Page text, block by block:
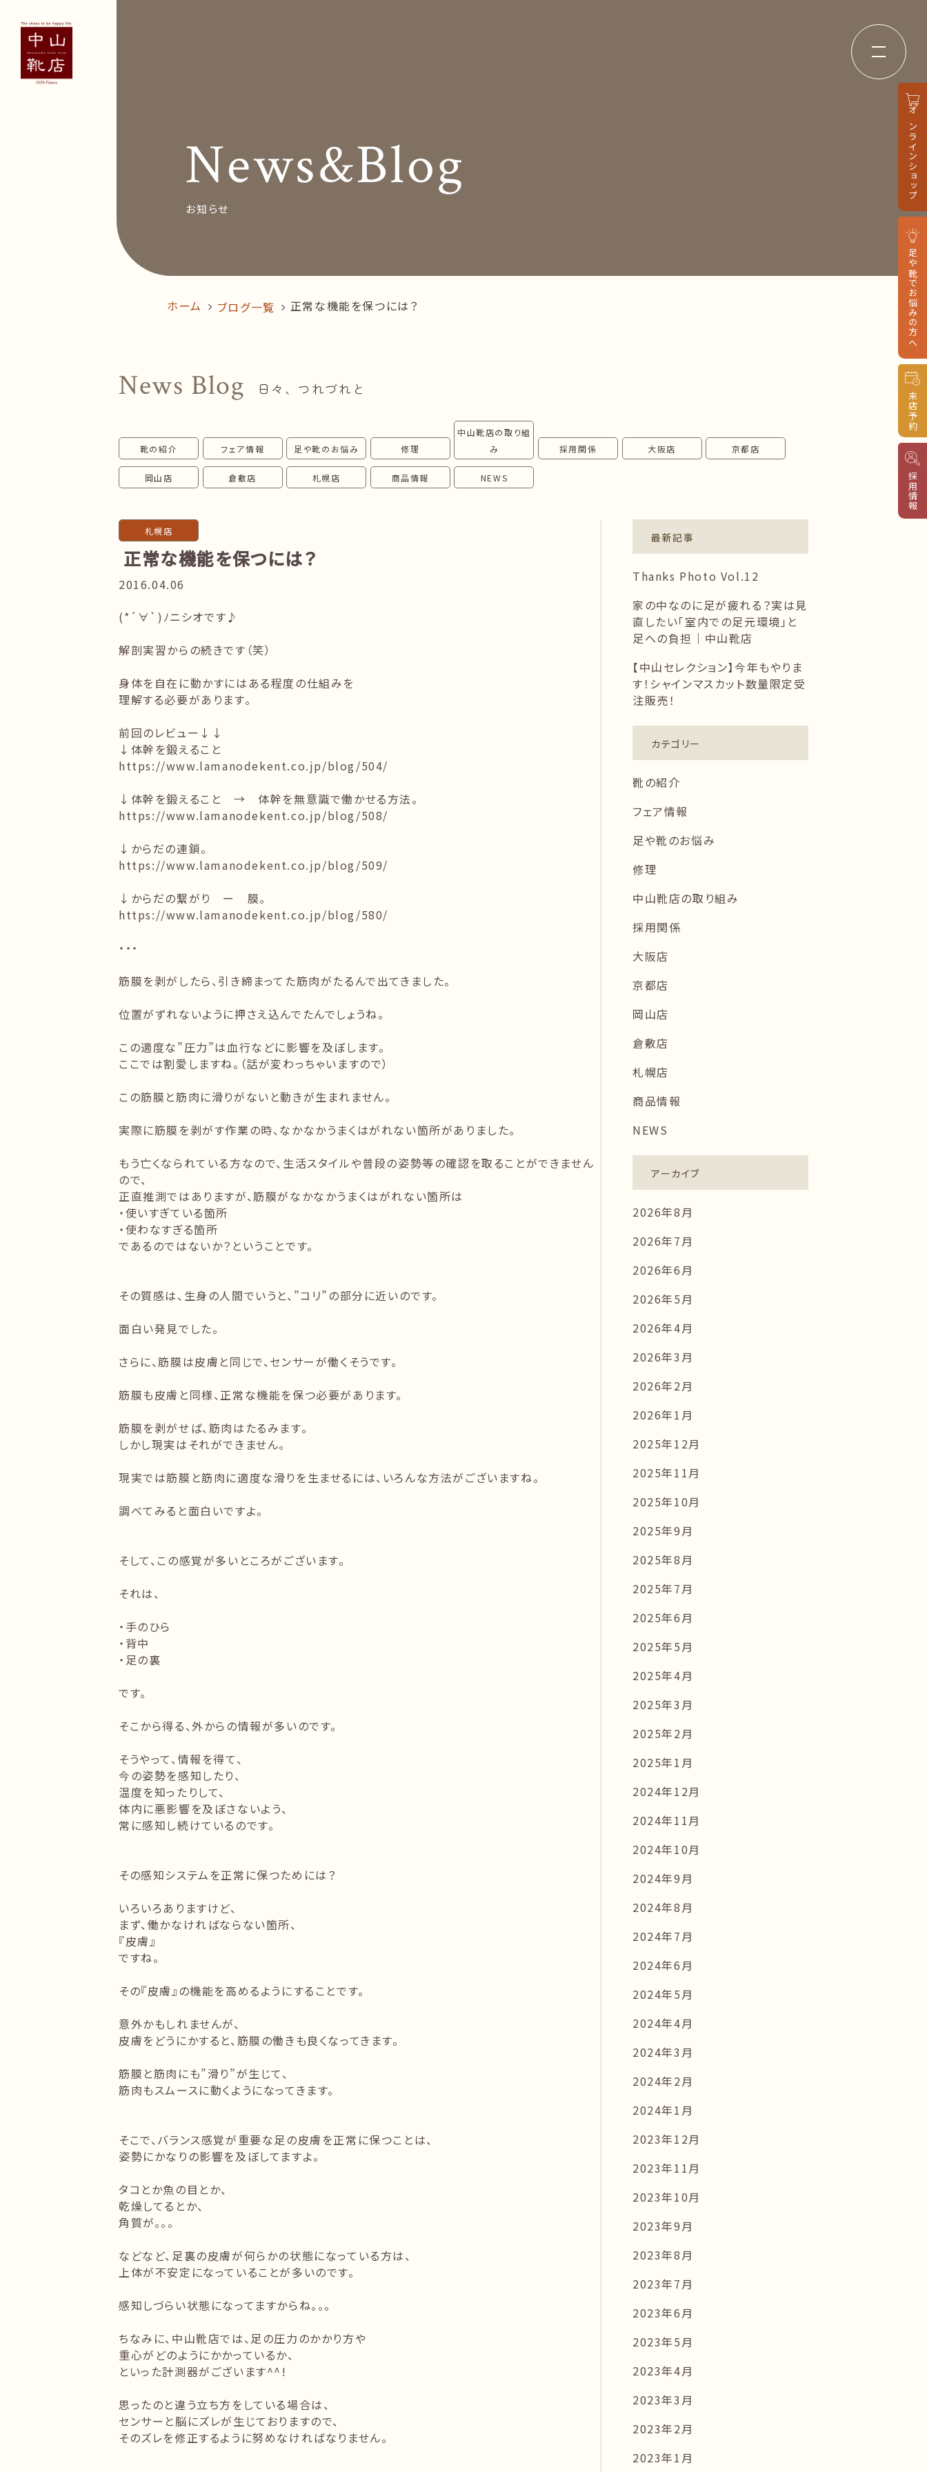
オンラインショップ
足や靴でお悩みの方へ
来店予約
採用情報
News&Blog お知らせ
Recruit 採用情報 Business trip
follow us!
News&Blog
お知らせ
ホーム ブログ一覧 正常な機能を保つには？
News Blog 日々、つれづれと
靴の紹介 フェア情報 足や靴のお悩み 修理
中山靴店の取り組
み
採用関係 大阪店 京都店
岡山店 倉敷店 札幌店 商品情報 NEWS
札幌店
正常な機能を保つには？
2016.04.06
(*´∀`)ﾉニシオです♪
解剖実習からの続きです（笑）
身体を自在に動かすにはある程度の仕組みを
理解する必要があります。
前回のレビュー↓↓
↓体幹を鍛えること
https://www.lamanodekent.co.jp/blog/504/
↓体幹を鍛えること → 体幹を無意識で働かせる方法。
https://www.lamanodekent.co.jp/blog/508/
↓からだの連鎖。
https://www.lamanodekent.co.jp/blog/509/
↓からだの繋がり ー 膜。
https://www.lamanodekent.co.jp/blog/580/
・・・
筋膜を剥がしたら、引き締まってた筋肉がたるんで出てきました。
位置がずれないように押さえ込んでたんでしょうね。
この適度な”圧力”は血行などに影響を及ぼします。
ここでは割愛しますね。（話が変わっちゃいますので）
この筋膜と筋肉に滑りがないと動きが生まれません。
実際に筋膜を剥がす作業の時、なかなかうまくはがれない箇所がありました。
もう亡くなられている方なので、生活スタイルや普段の姿勢等の確認を取ることができません
ので、
正直推測ではありますが、筋膜がなかなかうまくはがれない箇所は
・使いすぎている箇所
・使わなすぎる箇所
であるのではないか？ということです。
その質感は、生身の人間でいうと、”コリ”の部分に近いのです。
面白い発見でした。
さらに、筋膜は皮膚と同じで、センサーが働くそうです。
筋膜も皮膚と同様、正常な機能を保つ必要があります。
筋膜を剥がせば、筋肉はたるみます。
しかし現実はそれができません。
現実では筋膜と筋肉に適度な滑りを生ませるには、いろんな方法がございますね。
調べてみると面白いですよ。
そして、この感覚が多いところがございます。
それは、
・手のひら
・背中
・足の裏
です。
そこから得る、外からの情報が多いのです。
そうやって、情報を得て、
今の姿勢を感知したり、
温度を知ったりして、
体内に悪影響を及ぼさないよう、
常に感知し続けているのです。
その感知システムを正常に保つためには？
いろいろありますけど、
まず、働かなければならない箇所、
『皮膚』
ですね。
その『皮膚』の機能を高めるようにすることです。
意外かもしれませんが、
皮膚をどうにかすると、筋膜の働きも良くなってきます。
筋膜と筋肉にも”滑り”が生じて、
筋肉もスムースに動くようになってきます。
そこで、バランス感覚が重要な足の皮膚を正常に保つことは、
姿勢にかなりの影響を及ぼしてますよ。
タコとか魚の目とか、
乾燥してるとか、
角質が。。。
などなど、足裏の皮膚が何らかの状態になっている方は、
上体が不安定になっていることが多いのです。
感知しづらい状態になってますからね。。。
ちなみに、中山靴店では、足の圧力のかかり方や
重心がどのようにかかっているか、
といった計測器がございます^^!
思ったのと違う立ち方をしている場合は、
センサーと脳にズレが生じておりますので、
そのズレを修正するように努めなければなりません。
最新記事
Thanks Photo Vol.12
家の中なのに足が疲れる？実は見
直したい「室内での足元環境」と
足への負担｜中山靴店
【中山セレクション】今年もやりま
す！シャインマスカット数量限定受
注販売！
カテゴリー
靴の紹介
フェア情報
足や靴のお悩み
修理
中山靴店の取り組み
採用関係
大阪店
京都店
岡山店
倉敷店
札幌店
商品情報
NEWS
アーカイブ
2026年8月
2026年7月
2026年6月
2026年5月
2026年4月
2026年3月
2026年2月
2026年1月
2025年12月
2025年11月
2025年10月
2025年9月
2025年8月
2025年7月
2025年6月
2025年5月
2025年4月
2025年3月
2025年2月
2025年1月
2024年12月
2024年11月
2024年10月
2024年9月
2024年8月
2024年7月
2024年6月
2024年5月
2024年4月
2024年3月
2024年2月
2024年1月
2023年12月
2023年11月
2023年10月
2023年9月
2023年8月
2023年7月
2023年6月
2023年5月
2023年4月
2023年3月
2023年2月
2023年1月